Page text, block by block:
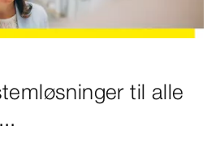
til alle